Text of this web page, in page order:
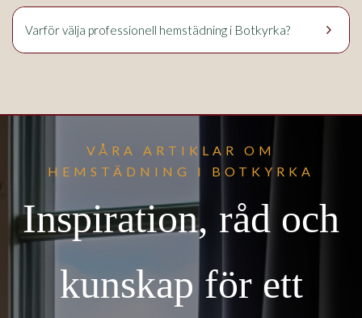
keyboard_arrow_right
Varför välja professionell hemstädning i Botkyrka?
VÅRA ARTIKLAR OM
HEMSTÄDNING I BOTKYRKA
Inspiration, råd och
kunskap för ett